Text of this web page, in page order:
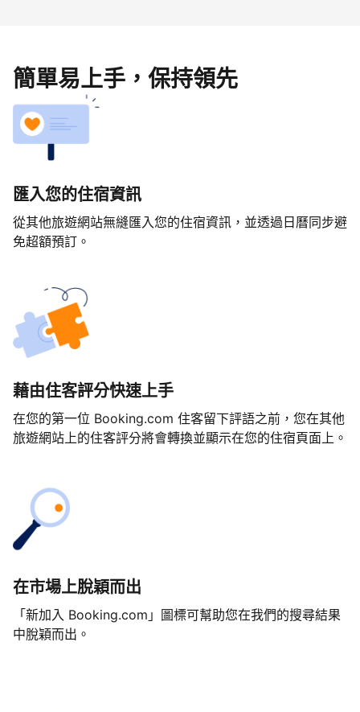
簡單易上手，保持領先
匯入您的住宿資訊
從其他旅遊網站無縫匯入您的住宿資訊，並透過日曆同步避
免超額預訂。
藉由住客評分快速上手
在您的第一位 Booking.com 住客留下評語之前，您在其他
旅遊網站上的住客評分將會轉換並顯示在您的住宿頁面上。
在市場上脫穎而出
「新加入 Booking.com」圖標可幫助您在我們的搜尋結果
中脫穎而出。